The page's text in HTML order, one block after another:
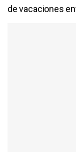
de vacaciones